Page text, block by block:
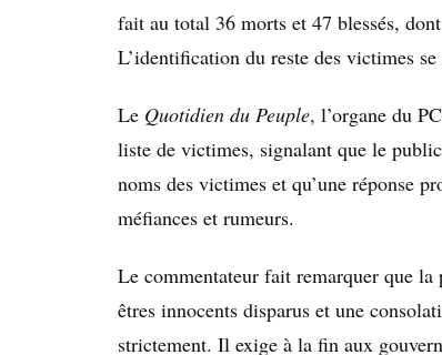
fait au total 36 morts et 47 blessés,
L’identification du reste des victimes
Le Quotidien du Peuple, l’organe du
liste de victimes, signalant que le
noms des victimes et qu’une réponse
méfiances et rumeurs.
Le commentateur fait remarquer que
êtres innocents disparus et une
strictement. Il exige à la fin aux